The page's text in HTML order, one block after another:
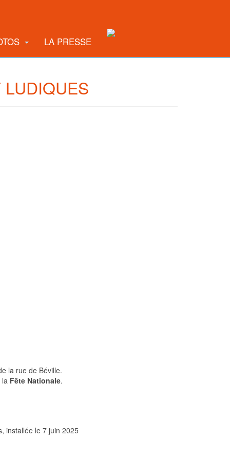
LA PRESSE
la rue de Béville.
la Fête Nationale.
installée le 7 juin 2025